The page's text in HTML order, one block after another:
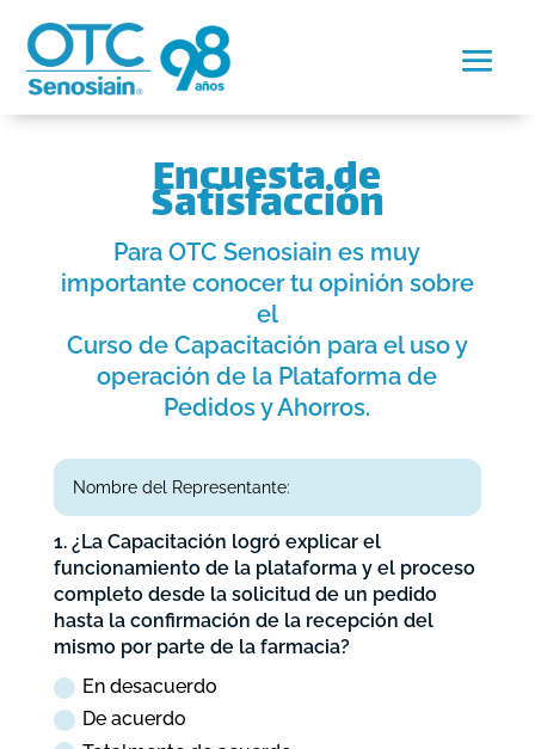
Encuesta de
Satisfacción
Para OTC Senosiain es muy
importante conocer tu opinión sobre
el
Curso de Capacitación para el uso y
operación de la Plataforma de
Pedidos y Ahorros.
1. ¿La Capacitación logró explicar el
funcionamiento de la plataforma y el proceso
completo desde la solicitud de un pedido
hasta la confirmación de la recepción del
mismo por parte de la farmacia?
En desacuerdo
De acuerdo